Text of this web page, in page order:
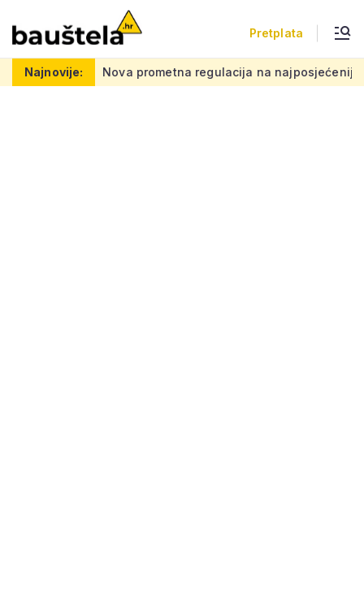
Pretplata
Najnovije:Nova prometna regulacija na najposjećenijem